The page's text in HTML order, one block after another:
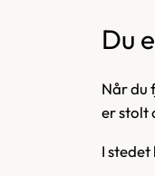
Du
Når du
er stolt
I